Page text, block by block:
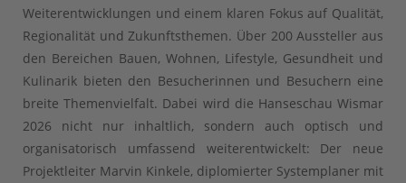
Weiterentwicklungen und einem klaren Fokus auf Qualität,
Regionalität und Zukunftsthemen. Über 200 Aussteller aus
den Bereichen Bauen, Wohnen, Lifestyle, Gesundheit und
Kulinarik bieten den Besucherinnen und Besuchern eine
breite Themenvielfalt. Dabei wird die Hanseschau Wismar
2026 nicht nur inhaltlich, sondern auch optisch und
organisatorisch umfassend weiterentwickelt: Der neue
Projektleiter Marvin Kinkele, diplomierter Systemplaner mit